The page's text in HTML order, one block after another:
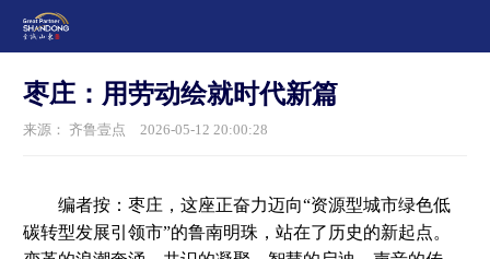
枣庄：用劳动绘就时代新篇
来源： 齐鲁壹点 2026-05-12 20:00:28
编者按：枣庄，这座正奋力迈向“资源型城市绿色低
碳转型发展引领市”的鲁南明珠，站在了历史的新起点。